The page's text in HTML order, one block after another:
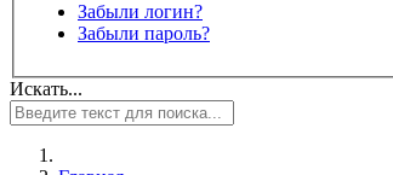
Забыли логин?
Забыли пароль?
Искать...